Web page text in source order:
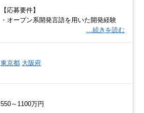
【応募要件】
・オープン系開発言語を用いた開発経験
…続きを読む
東京都 大阪府
550～1100万円